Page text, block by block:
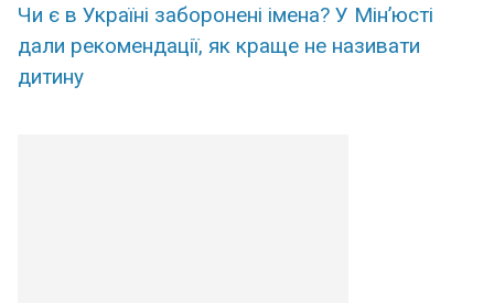
Чи є в Україні заборонені імена? У Мін’юсті
дали рекомендації, як краще не називати
дитину